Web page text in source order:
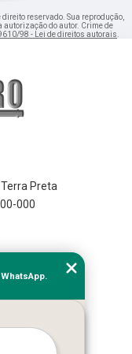
direito reservado. Sua reprodução,
do autor. Crime de
98 - Lei de direitos autorais.
Preta
000